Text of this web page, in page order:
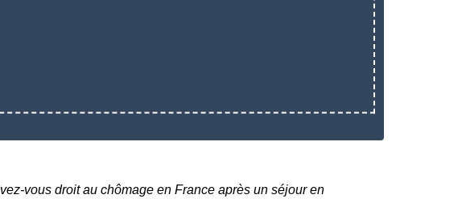
vous droit au chômage en France après un séjour en